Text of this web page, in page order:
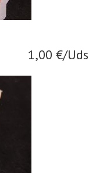
1,00 €/Uds